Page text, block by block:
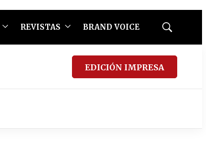
REVISTAS BRAND VOICE
Mostrar
EDICIÓN IMPRESA